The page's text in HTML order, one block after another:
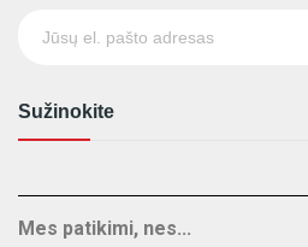
Sužinokite
Mes patikimi, nes...